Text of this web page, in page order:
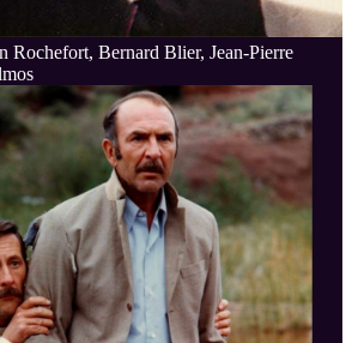
Rochefort, Bernard Blier, Jean-Pierre